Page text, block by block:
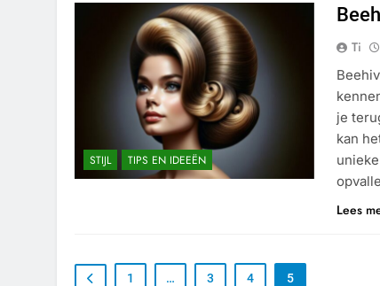
STIJL TIPS EN IDEEËN
Ti
je
kan
Lees
1 … 3 4 5